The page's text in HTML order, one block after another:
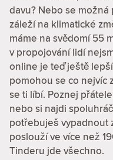
davu? Nebo se
záleží na klimatické
máme na svědomí 55
v propojování lidí
online je teď ještě
pomohou se co nejvíc
se ti líbí. Poznej
nebo si najdi
potřebuješ vypadnout
poslouží ve více než
Tinderu jde všechno.